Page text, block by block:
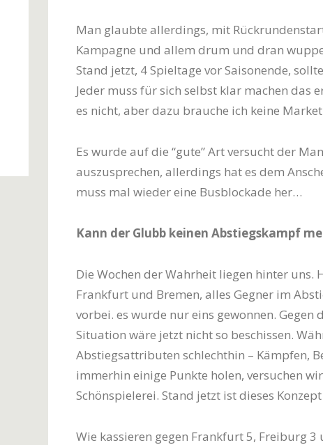
Man glaubte allerdings, mit
Kampagne und allem drum und dran
Stand jetzt, 4 Spieltage vor Saisonende,
Jeder muss für sich selbst klar machen das
es nicht, aber dazu brauche ich keine
Es wurde auf die “gute” Art versucht der
auszusprechen, allerdings hat es dem
muss mal wieder eine Busblockade her…
Kann der Glubb keinen Abstiegskampf
Die Wochen der Wahrheit liegen hinter
Frankfurt und Bremen, alles Gegner im
vorbei. es wurde nur eins gewonnen. Gegen
Situation wäre jetzt nicht so beschissen.
Abstiegsattributen schlechthin – Kämpfen,
immerhin einige Punkte holen, versuchen
Schönspielerei. Stand jetzt ist dieses
Wie kassieren gegen Frankfurt 5, Freiburg